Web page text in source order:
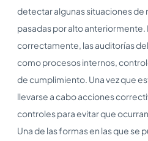
detectar algunas situaciones de
pasadas por alto anteriormente.
correctamente, las auditorías
como procesos internos,
de cumplimiento. Una vez que
llevarse a cabo acciones
controles para evitar que
Una de las formas en las que se